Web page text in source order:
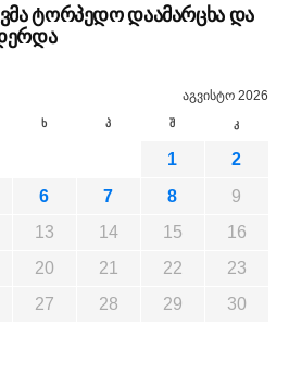
ტორპედო დაამარცხა და
აგვისტო 2026
ხ პ შ კ
1
2
6 7 8
9
13 14 15
16
20 21 22
23
27 28 29
30